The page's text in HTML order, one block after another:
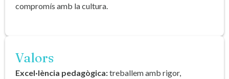
compromís amb la cultura.
Valors
Excel·lència pedagògica:treballem amb rigor,